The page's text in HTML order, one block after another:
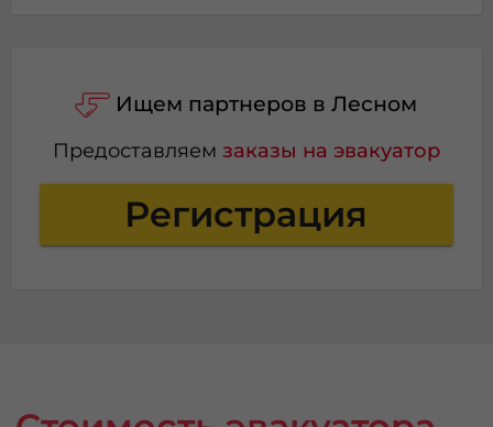
Ищем партнеров в Лесном
Предоставляем заказы на эвакуатор
Регистрация